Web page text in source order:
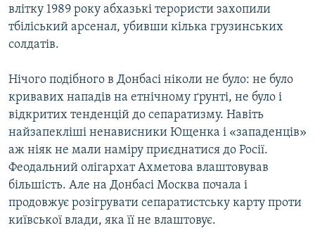
влітку 1989 року абхазькі терористи захопили
тбіліський арсенал, убивши кілька грузинських
солдатів.
Нічого подібного в Донбасі ніколи не було: не було
кривавих нападів на етнічному ґрунті, не було і
відкритих тенденцій до сепаратизму. Навіть
найзапекліші ненависники Ющенка і «западенців»
аж ніяк не мали наміру приєднатися до Росії.
Феодальний олігархат Ахметова влаштовував
більшість. Але на Донбасі Москва почала і
продовжує розігрувати сепаратистську карту проти
київської влади, яка її не влаштовує.